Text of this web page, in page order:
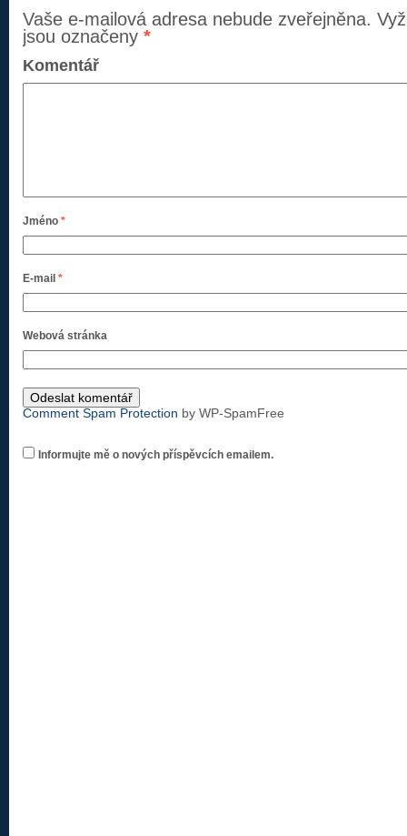
Vaše e-mailová adresa nebude zveřejněna.
jsou označeny *
Komentář
Jméno *
E-mail *
Webová stránka
Comment Spam Protection by WP-SpamFree
Informujte mě o nových příspěvcích emailem.